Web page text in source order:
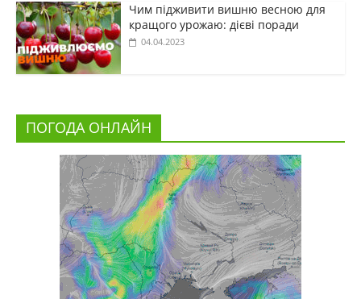
Чим підживити вишню весною для
кращого урожаю: дієві поради
04.04.2023
ПОГОДА ОНЛАЙН